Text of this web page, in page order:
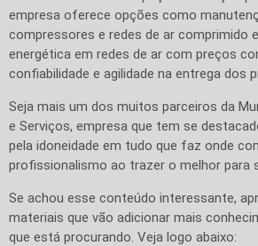
empresa oferece opções como
compressores e redes de ar comprimido
energética em redes de ar com preços
confiabilidade e agilidade na entrega dos
Seja mais um dos muitos parceiros da
e Serviços, empresa que tem se
pela idoneidade em tudo que faz onde
profissionalismo ao trazer o melhor para
Se achou esse conteúdo interessante,
materiais que vão adicionar mais
que está procurando. Veja logo abaixo: